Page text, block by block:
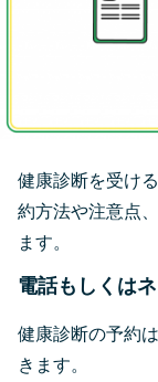
健康診断を受け
約方法や注意点
ます。
電話もしくは
健康診断の予約
きます。